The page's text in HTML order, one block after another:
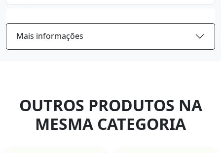
Mais informações
OUTROS PRODUTOS NA
MESMA CATEGORIA